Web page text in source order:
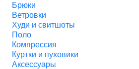
Брюки
Ветровки
Худи и свитшоты
Поло
Компрессия
Куртки и пуховики
Аксессуары